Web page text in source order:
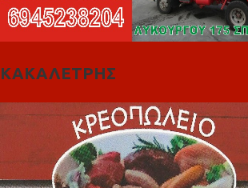
ΚΑΚΑΛΕΤΡΗΣ